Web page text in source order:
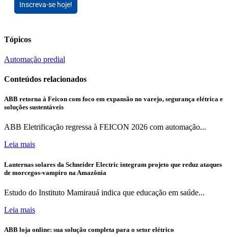
Inscreva-se hoje!
Tópicos
Automação predial
Conteúdos relacionados
ABB retorna à Feicon com foco em expansão no varejo, segurança elétrica e
soluções sustentáveis
ABB Eletrificação regressa à FEICON 2026 com automação...
Leia mais
Lanternas solares da Schneider Electric integram projeto que reduz ataques
de morcegos-vampiro na Amazônia
Estudo do Instituto Mamirauá indica que educação em saúde...
Leia mais
ABB loja online: sua solução completa para o setor elétrico